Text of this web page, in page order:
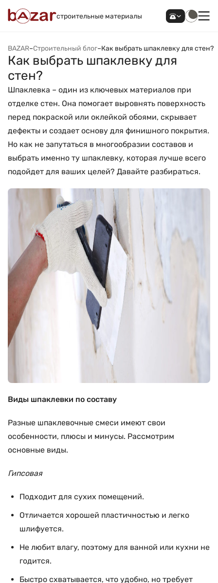
строительные материалы
BAZAR–Строительный блог–Как выбрать шпаклевку для стен?
Как выбрать шпаклевку для
стен?
Шпаклевка – один из ключевых материалов при
отделке стен. Она помогает выровнять поверхность
перед покраской или оклейкой обоями, скрывает
дефекты и создает основу для финишного покрытия.
Но как не запутаться в многообразии составов и
выбрать именно ту шпаклевку, которая лучше всего
подойдет для ваших целей? Давайте разбираться.
Виды шпаклевки по составу
Разные шпаклевочные смеси имеют свои
особенности, плюсы и минусы. Рассмотрим
основные виды.
Гипсовая
Подходит для сухих помещений.
Отличается хорошей пластичностью и легко
шлифуется.
Не любит влагу, поэтому для ванной или кухни не
годится.
Быстро схватывается, что удобно, но требует